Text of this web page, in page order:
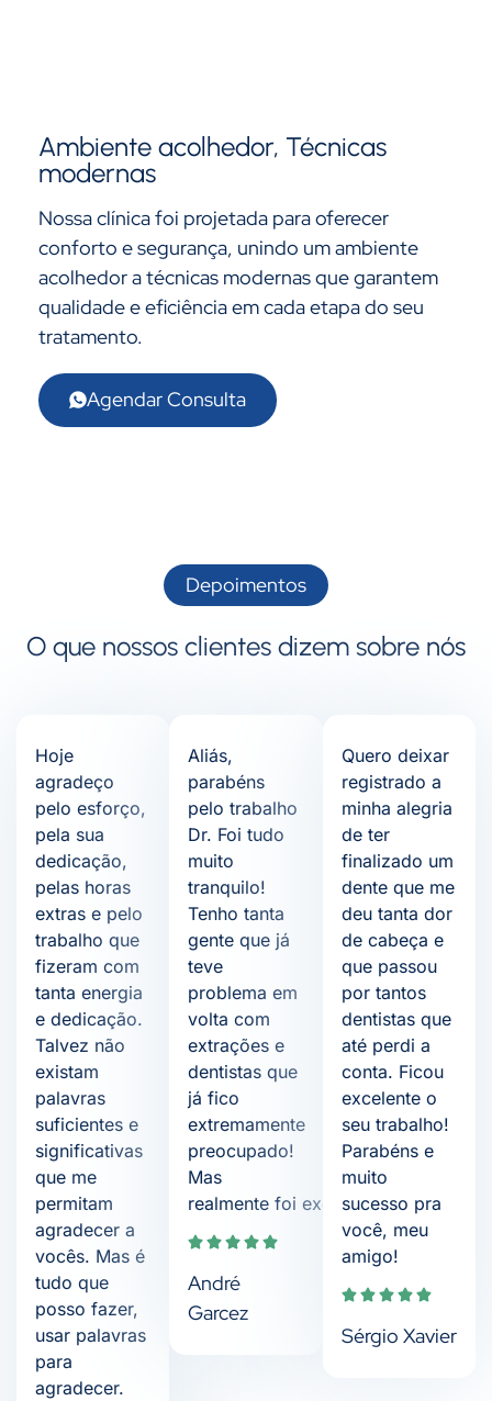
Ambiente acolhedor, Técnicas
modernas
Nossa clínica foi projetada para oferecer
conforto e segurança, unindo um ambiente
acolhedor a técnicas modernas que garantem
qualidade e eficiência em cada etapa do seu
tratamento.
Agendar Consulta
Depoimentos
O que nossos clientes dizem sobre nós
Hoje
agradeço
pelo esforço,
pela sua
dedicação,
pelas horas
extras e pelo
trabalho que
fizeram com
tanta energia
e dedicação.
Talvez não
existam
palavras
suficientes e
significativas
que me
permitam
agradecer a
vocês. Mas é
tudo que
posso fazer,
usar palavras
para
agradecer.
Aliás,
parabéns
pelo trabalho
Dr. Foi tudo
muito
tranquilo!
Tenho tanta
gente que já
teve
problema em
volta com
extrações e
dentistas que
já fico
extremamente
preocupado!
Mas
realmente foi excelente!
André
Garcez
Quero deixar
registrado a
minha alegria
de ter
finalizado um
dente que me
deu tanta dor
de cabeça e
que passou
por tantos
dentistas que
até perdi a
conta. Ficou
excelente o
seu trabalho!
Parabéns e
muito
sucesso pra
você, meu
amigo!
Sérgio Xavier